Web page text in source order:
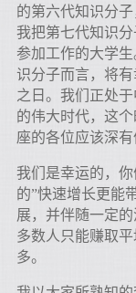
的第六代知识分
我把第七代知识
参加工作的大学
识分子而言，将
之日。我们正处
的伟大时代，这
座的各位应该深有
我们是幸运的，
的”快速增长更能
展，并伴随一定
多数人只能赚取
多。